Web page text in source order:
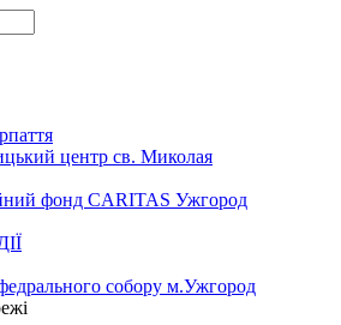
центр св. Миколая
фонд CARITAS Ужгород
собору м.Ужгород